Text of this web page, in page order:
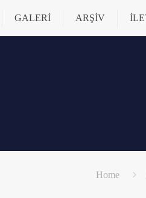
GALERİ ARŞİV
Home